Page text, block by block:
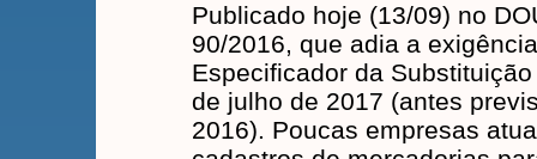
Publicado hoje (13/09) no
90/2016, que adia a
Especificador da
de julho de 2017 (antes
2016). Poucas empresas